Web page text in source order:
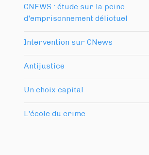
CNEWS : étude sur la peine
d'emprisonnement délictuel
Intervention sur CNews
Antijustice
Un choix capital
L'école du crime